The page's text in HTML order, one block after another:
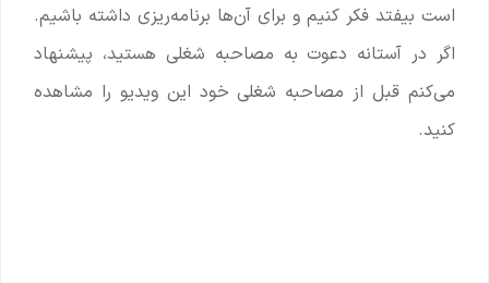
است بیفتد فکر کنیم و برای آن‌ها برنامه‌ریزی داشته باشیم.
اگر در آستانه دعوت به مصاحبه شغلی هستید، پیشنهاد
می‌کنم قبل از مصاحبه شغلی خود این ویدیو را مشاهده
کنید.